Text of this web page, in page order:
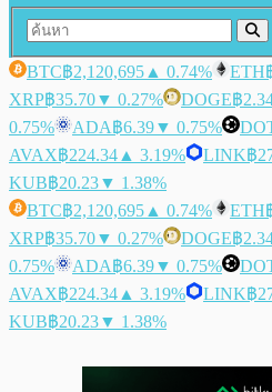
BTC฿2,120,695 ▲ 0.74% ETH
XRP฿35.70▼ 0.27% DOGE฿
0.75%
ADA฿6.39▼ 0.75%
AVAX฿224.34 ▲ 3.19% LINK฿
KUB฿20.23▼ 1.38%
BTC฿2,120,695 ▲ 0.74% ETH
XRP฿35.70▼ 0.27% DOGE฿
0.75%
ADA฿6.39▼ 0.75%
AVAX฿224.34 ▲ 3.19% LINK฿
KUB฿20.23▼ 1.38%